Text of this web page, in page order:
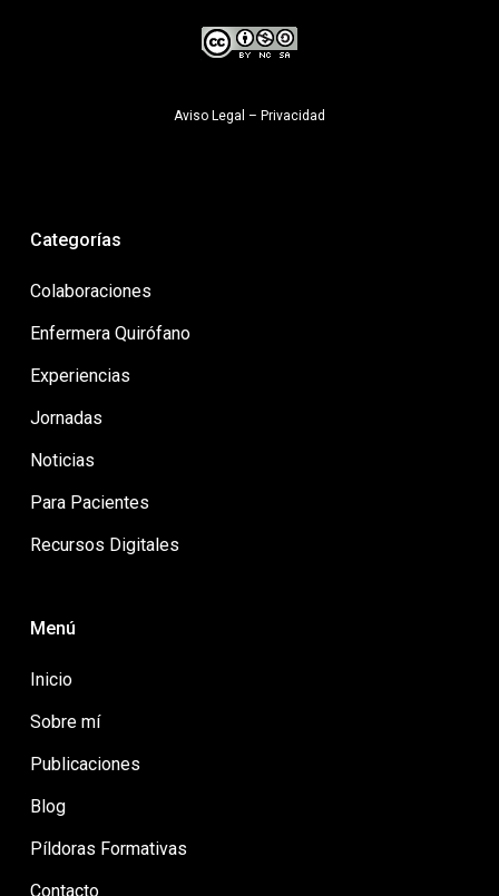
Aviso Legal – Privacidad
Categorías
Colaboraciones
Enfermera Quirófano
Experiencias
Jornadas
Noticias
Para Pacientes
Recursos Digitales
Menú
Inicio
Sobre mí
Publicaciones
Blog
Píldoras Formativas
Contacto